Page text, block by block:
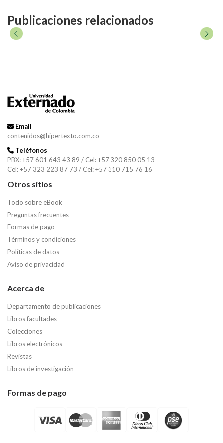
Publicaciones relacionados
Email
contenidos@hipertexto.com.co
Teléfonos
PBX: +57 601 643 43 89 / Cel: +57 320 850 05 13
Cel: +57 323 223 87 73 / Cel: +57 310 715 76 16
Otros sitios
Todo sobre eBook
Preguntas frecuentes
Formas de pago
Términos y condiciones
Políticas de datos
Aviso de privacidad
Acerca de
Departamento de publicaciones
Libros facultades
Colecciones
Libros electrónicos
Revistas
Libros de investigación
Formas de pago